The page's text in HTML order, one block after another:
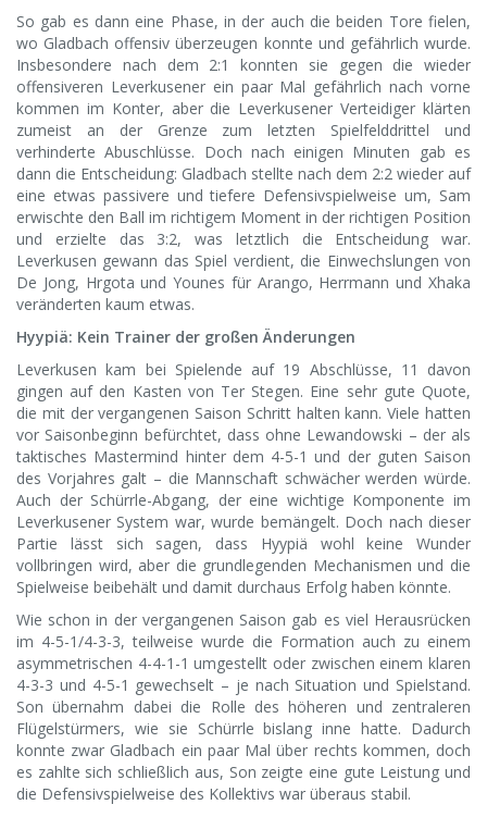
So gab es dann eine Phase, in der auch die beiden Tore fielen,
wo Gladbach offensiv überzeugen konnte und gefährlich wurde.
Insbesondere nach dem 2:1 konnten sie gegen die wieder
offensiveren Leverkusener ein paar Mal gefährlich nach vorne
kommen im Konter, aber die Leverkusener Verteidiger klärten
zumeist an der Grenze zum letzten Spielfelddrittel und
verhinderte Abuschlüsse. Doch nach einigen Minuten gab es
dann die Entscheidung: Gladbach stellte nach dem 2:2 wieder auf
eine etwas passivere und tiefere Defensivspielweise um, Sam
erwischte den Ball im richtigem Moment in der richtigen Position
und erzielte das 3:2, was letztlich die Entscheidung war.
Leverkusen gewann das Spiel verdient, die Einwechslungen von
De Jong, Hrgota und Younes für Arango, Herrmann und Xhaka
veränderten kaum etwas.
Hyypiä: Kein Trainer der großen Änderungen
Leverkusen kam bei Spielende auf 19 Abschlüsse, 11 davon
gingen auf den Kasten von Ter Stegen. Eine sehr gute Quote,
die mit der vergangenen Saison Schritt halten kann. Viele hatten
vor Saisonbeginn befürchtet, dass ohne Lewandowski – der als
taktisches Mastermind hinter dem 4-5-1 und der guten Saison
des Vorjahres galt – die Mannschaft schwächer werden würde.
Auch der Schürrle-Abgang, der eine wichtige Komponente im
Leverkusener System war, wurde bemängelt. Doch nach dieser
Partie lässt sich sagen, dass Hyypiä wohl keine Wunder
vollbringen wird, aber die grundlegenden Mechanismen und die
Spielweise beibehält und damit durchaus Erfolg haben könnte.
Wie schon in der vergangenen Saison gab es viel Herausrücken
im 4-5-1/4-3-3, teilweise wurde die Formation auch zu einem
asymmetrischen 4-4-1-1 umgestellt oder zwischen einem klaren
4-3-3 und 4-5-1 gewechselt – je nach Situation und Spielstand.
Son übernahm dabei die Rolle des höheren und zentraleren
Flügelstürmers, wie sie Schürrle bislang inne hatte. Dadurch
konnte zwar Gladbach ein paar Mal über rechts kommen, doch
es zahlte sich schließlich aus, Son zeigte eine gute Leistung und
die Defensivspielweise des Kollektivs war überaus stabil.